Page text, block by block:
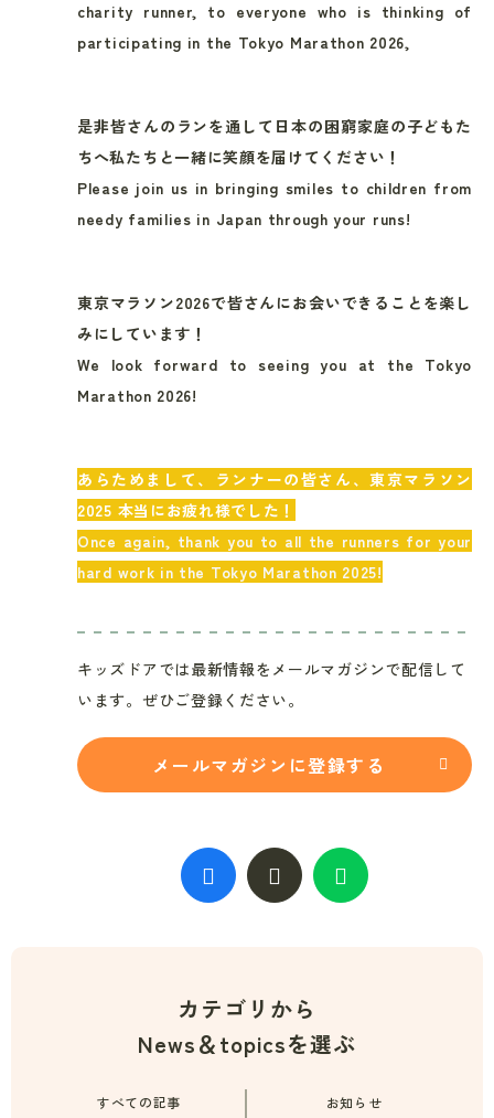
charity runner, to everyone who is thinking of
participating in the Tokyo Marathon 2026,
是非皆さんのランを通して日本の困窮家庭の子どもた
ちへ私たちと一緒に笑顔を届けてください！
Please join us in bringing smiles to children from
needy families in Japan through your runs!
東京マラソン2026で皆さんにお会いできることを楽し
みにしています！
We look forward to seeing you at the Tokyo
Marathon 2026!
あらためまして、ランナーの皆さん、東京マラソン
2025 本当にお疲れ様でした！
Once again, thank you to all the runners for your
hard work in the Tokyo Marathon 2025!
キッズドアでは最新情報をメールマガジンで配信して
います。ぜひご登録ください。
メールマガジンに登録する
カテゴリから
News＆topicsを選ぶ
すべての記事
お知らせ